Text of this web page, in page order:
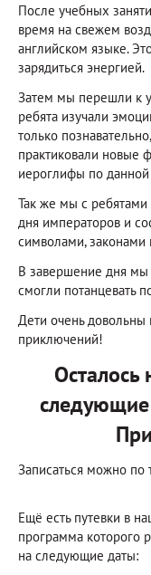
После учебных
время на свежем
английском языке.
зарядиться энергией.
Затем мы перешли к
ребята изучали
только
практиковали новые
иероглифы по
Так же мы с ребятами
дня императоров и
символами, законами
В завершение дня мы
смогли потанцевать
Дети очень
приключений!
Осталось
Записаться можно по
Ещё есть путевки в
программа которого
на следующие даты: